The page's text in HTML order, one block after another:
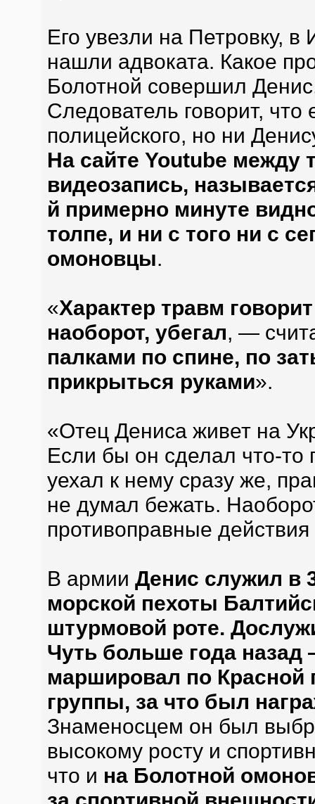
Его увезли на Петровку,
нашли адвоката. Какое
Болотной совершил
Следователь говорит, что
полицейского, но ни
На сайте Youtube между
видеозапись,
й примерно минуте
толпе, и ни с того ни с
омоновцы.
«Характер травм
наоборот, убегал, —
палками по спине, по
прикрыться руками».
«Отец Дениса живет на
Если бы он сделал что-то
уехал к нему сразу же,
не думал бежать.
противоправные
В армии Денис служил в
морской пехоты
штурмовой роте.
Чуть больше года
маршировал по Красной
группы, за что был
Знаменосцем он был
высокому росту и
что и на Болотной